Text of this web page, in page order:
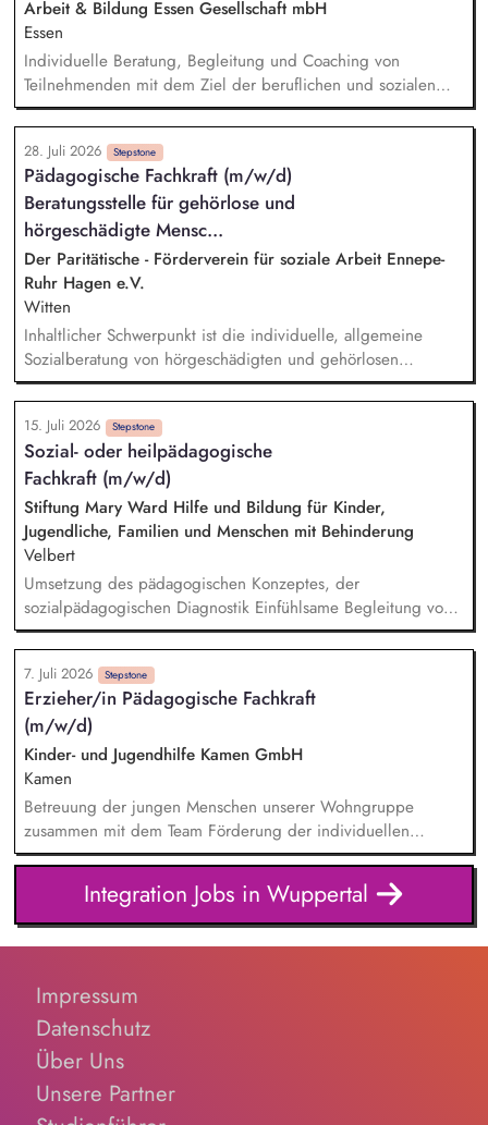
Arbeit & Bildung Essen Gesellschaft mbH
Essen
Individuelle Beratung, Begleitung und Coaching von
Teilnehmenden mit dem Ziel der beruflichen und sozialen
Integration. Durchführung von Potenzial- und
Kompetenzanalysen sowie Erstellung und Umsetzung
individueller Förder- und Integrationspläne. Unterstützung bei
der beruflichen Orientierung, Stellensuche, Erstellung von
Bewerbungsunterlagen und Vermittlung in Ausbildung oder
Arbeit. Planung, Durchführung und Nachbereitung von
Einzelcoachings, Gruppenangeboten und Seminaren zu
arbeitsmarkt- und berufsbezogenen Themen. Beratung in
persönlichen und sozialen Problemlagen sowie
Krisenintervention und Vermittlung an geeignete
Netzwerkpartner.
28. Juli 2026 Stepstone
Pädagogische Fachkraft (m/w/d)
Beratungsstelle für gehörlose und
hörgeschädigte Mensc...
Der Paritätische - Förderverein für soziale Arbeit Ennepe-
Ruhr Hagen e.V.
Witten
Inhaltlicher Schwerpunkt ist die individuelle, allgemeine
Sozialberatung von hörgeschädigten und gehörlosen
Menschen im Ennepe-Ruhr-Kreis zu Fragen aus allen
relevanten Lebensbereichen, wie z. B. Sicherung des
Lebensunterhalts, Arbeit, Gesundheitsfürsorge und
Antragsstellungen. Bei Bedarf unterstützen Sie die
Ratsuchenden bei der Koordinierung von Terminen, der
Vermittlung von Gebärdensprachdolmetscher*innen und
vermitteln an problemorientierte Hilfsangebote weiter. Neben
der Hilfe zur Selbsthilfe für die Betroffenen stehen Sie
Ämtern, Institutionen, Schulen, Krankenhäusern, Vereinen,
Selbsthilfegruppen und weiteren Einrichtungen für Fragen zur
Verfügung.
15. Juli 2026 Stepstone
Sozial- oder heilpädagogische
Fachkraft (m/w/d)
Stiftung Mary Ward Hilfe und Bildung für Kinder,
Jugendliche, Familien und Menschen mit Behinderung
Velbert
Umsetzung des pädagogischen Konzeptes, der
sozialpädagogischen Diagnostik Einfühlsame Begleitung von
jungen Menschen in Notsituationen Sichere Gestaltung des
pädagogischen Alltags, auch in unvorhersehbaren Situationen
Dokumentation der pädagogischen Arbeit und Erstellung von
Diagnostikberichten
7. Juli 2026 Stepstone
Erzieher/in Pädagogische Fachkraft
(m/w/d)
Kinder- und Jugendhilfe Kamen GmbH
Kamen
Betreuung der jungen Menschen unserer Wohngruppe
zusammen mit dem Team Förderung der individuellen
Entwicklungsprozesse sowie sozialen Kompetenzen der
Kinder und Jugendlichen Mit Ihrer beruflichen Expertise
fördern Sie ein möglichst harmonisches Umfeld für die
jungen Menschen Sie sind sich Ihrer beruflichen
Fachkompetenz bewusst und agieren deeskalierend in
Zusammenarbeit mit Eltern, Jugendämtern, Schulen und
therapeutischen Einrichtungen ist ein wesentlicher Bestandteil
Ihrer Tätigkeit
Integration Jobs in Wuppertal
Impressum
Datenschutz
Über Uns
Unsere Partner